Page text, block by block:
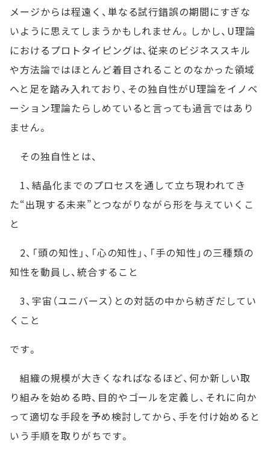
メージからは程遠く、単なる試行錯誤の期間にすぎな
いように思えてしまうかもしれません。しかし、U理論
におけるプロトタイピングは、従来のビジネススキル
や方法論ではほとんど着目されることのなかった領域
へと足を踏み入れており、その独自性がU理論をイノベ
ーション理論たらしめていると言っても過言ではあり
ません。
その独自性とは、
1、結晶化までのプロセスを通して立ち現われてき
た“出現する未来”とつながりながら形を与えていくこ
と
2、「頭の知性」、「心の知性」、「手の知性」の三種類の
知性を動員し、統合すること
3、宇宙（ユニバース）との対話の中から紡ぎだしてい
くこと
です。
組織の規模が大きくなればなるほど、何か新しい取
り組みを始める時、目的やゴールを定義し、それに向か
って適切な手段を予め検討してから、手を付け始めると
いう手順を取りがちです。